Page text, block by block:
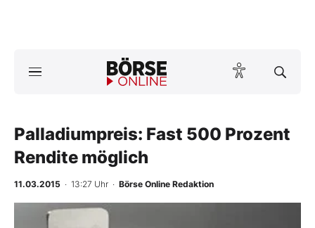
ktuelle Ausgabe BÖRSE ONLINE lesen
News
Anlageprodukte
Finanz-Check
Palladiumpreis: Fast 500 Prozent
Rendite möglich
11.03.2015 · 13:27 Uhr · Börse Online Redaktion